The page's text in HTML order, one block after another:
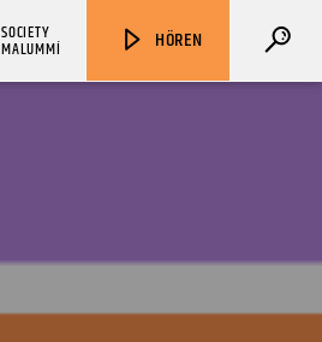
HÖREN
SOCIETY
MALUMMÍ